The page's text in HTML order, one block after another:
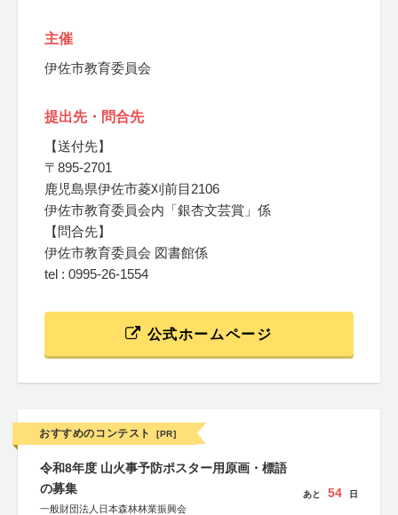
主催
伊佐市教育委員会
提出先・問合先
【送付先】
〒895-2701
鹿児島県伊佐市菱刈前目2106
伊佐市教育委員会内「銀杏文芸賞」係
【問合先】
伊佐市教育委員会 図書館係
tel : 0995-26-1554
公式ホームページ
おすすめのコンテスト [PR]
令和8年度 山火事予防ポスター用原画・標語
の募集
一般財団法人日本森林林業振興会
あと 54 日